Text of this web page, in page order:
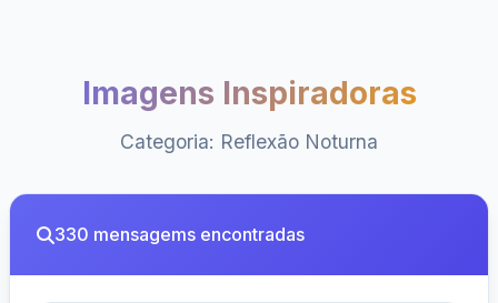
Imagens Inspiradoras
Categoria: Reflexão Noturna
330 mensagems encontradas